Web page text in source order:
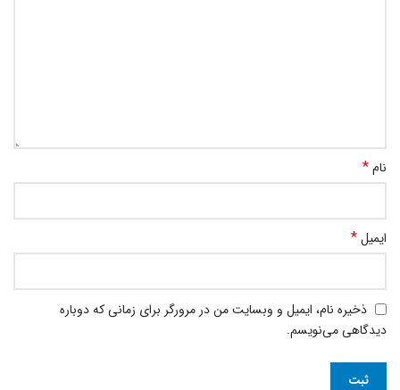
نام*
ایمیل*
ذخیره نام، ایمیل و وبسایت من در مرورگر برای زمانی که دوباره
دیدگاهی می‌نویسم.